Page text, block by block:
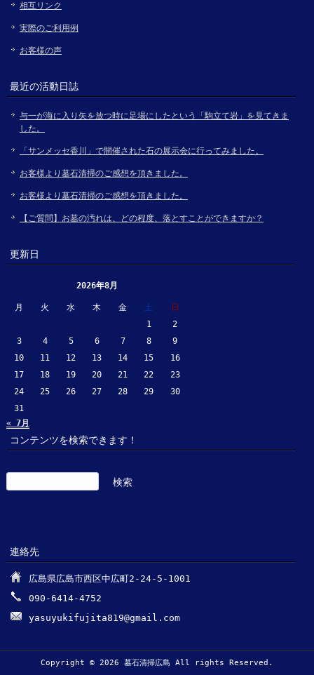
相互リンク
実際のご利用例
お客様の声
最近の活動日誌
与一が海に入り矢を放つ時に足場にしたという「駒立て岩」を見てきま
した。
「サンメッセ香川」で開催された石の展示会に行ってみました。
お客様より墓石清掃のご感想を頂きました。
お客様より墓石清掃のご感想を頂きました。
【ご質問】お墓の汚れは、どの程度、落とすことができますか？
更新日
2026年8月
月 火 水 木 金 土
日
1
2
3
4 5 6 7 8
9
10
11 12 13 14 15
16
17
18 19 20 21 22
23
24
25 26 27 28 29
30
31
« 7月
コンテンツを検索できます！
索:
連絡先
広島県広島市西区中広町2-24-5-1001
090-6414-4752
yasuyukifujita819@gmail.com
Copyright © 2026 墓石清掃広島 All rights Reserved.